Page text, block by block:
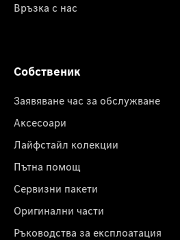
Връзка с нас
Собственик
Заявяване час за обслужване
Аксесоари
Лайфстайл колекции
Пътна помощ
Сервизни пакети
Оригинални части
Ръководства за експлоатация